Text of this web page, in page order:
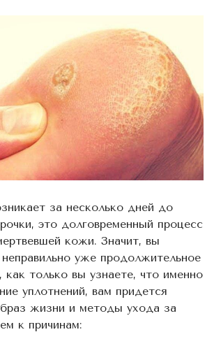
за несколько дней до
это долговременный процесс
кожи. Значит, вы
уже продолжительное
как только вы узнаете, что именно
уплотнений, вам придется
жизни и методы ухода за
к причинам: